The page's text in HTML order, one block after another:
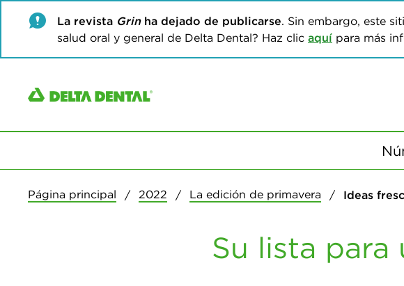
Página principal 2022 La edición de primavera Ideas
La revista Grinha dejado de publicarse. Sin embargo, este
salud oral y general de Delta Dental? Haz clic aquí para más
Su lista para